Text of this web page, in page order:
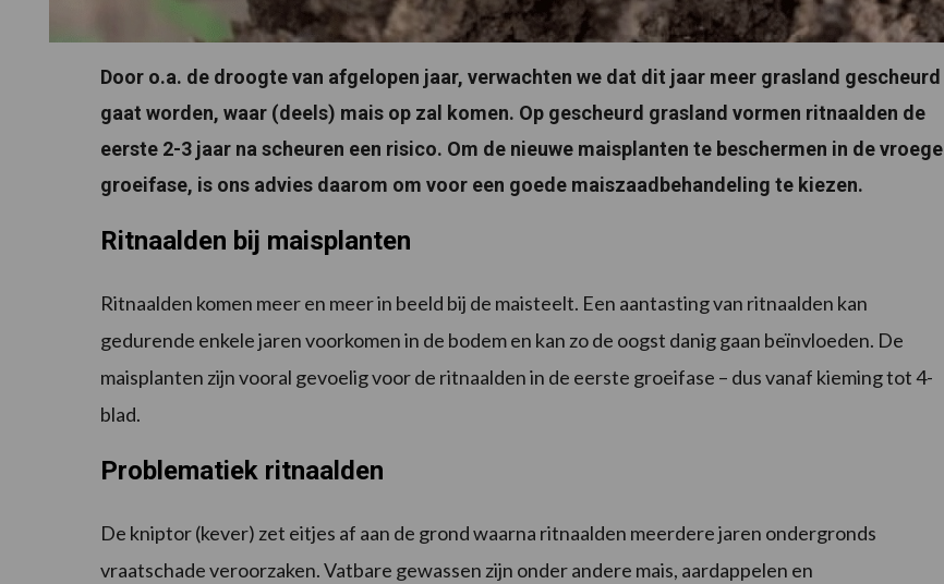
Door o.a. de droogte van afgelopen jaar, verwachten we dat dit jaar meer grasland gescheurd
gaat worden, waar (deels) mais op zal komen. Op gescheurd grasland vormen ritnaalden de
eerste 2-3 jaar na scheuren een risico. Om de nieuwe maisplanten te beschermen in de vroege
groeifase, is ons advies daarom om voor een goede maiszaadbehandeling te kiezen.
Ritnaalden bij maisplanten
Ritnaalden komen meer en meer in beeld bij de maisteelt. Een aantasting van ritnaalden kan
gedurende enkele jaren voorkomen in de bodem en kan zo de oogst danig gaan beïnvloeden. De
maisplanten zijn vooral gevoelig voor de ritnaalden in de eerste groeifase – dus vanaf kieming tot 4-
blad.
Problematiek ritnaalden
De kniptor (kever) zet eitjes af aan de grond waarna ritnaalden meerdere jaren ondergronds
vraatschade veroorzaken. Vatbare gewassen zijn onder andere mais, aardappelen en